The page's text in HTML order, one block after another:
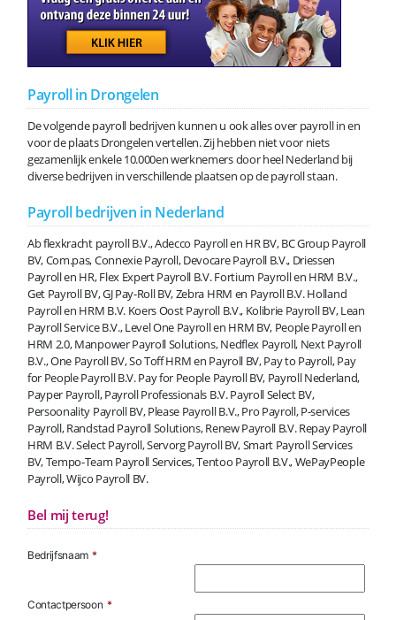
Payroll in Drongelen
De volgende payroll bedrijven kunnen u ook alles over payroll in en
voor de plaats Drongelen vertellen. Zij hebben niet voor niets
gezamenlijk enkele 10.000en werknemers door heel Nederland bij
diverse bedrijven in verschillende plaatsen op de payroll staan.
Payroll bedrijven in Nederland
Ab flexkracht payroll B.V., Adecco Payroll en HR BV, BC Group Payroll
BV, Com.pas, Connexie Payroll, Devocare Payroll B.V., Driessen
Payroll en HR, Flex Expert Payroll B.V. Fortium Payroll en HRM B.V.,
Get Payroll BV, GJ Pay-Roll BV, Zebra HRM en Payroll B.V. Holland
Payroll en HRM B.V. Koers Oost Payroll B.V., Kolibrie Payroll BV, Lean
Payroll Service B.V., Level One Payroll en HRM BV, People Payroll en
HRM 2.0, Manpower Payroll Solutions, Nedflex Payroll, Next Payroll
B.V., One Payroll BV, So Toff HRM en Payroll BV, Pay to Payroll, Pay
for People Payroll B.V. Pay for People Payroll BV, Payroll Nederland,
Payper Payroll, Payroll Professionals B.V. Payroll Select BV,
Persoonality Payroll BV, Please Payroll B.V., Pro Payroll, P-services
Payroll, Randstad Payroll Solutions, Renew Payroll B.V. Repay Payroll
HRM B.V. Select Payroll, Servorg Payroll BV, Smart Payroll Services
BV, Tempo-Team Payroll Services, Tentoo Payroll B.V., WePayPeople
Payroll, Wijco Payroll BV.
Bel mij terug!
Bedrijfsnaam *
Contactpersoon *